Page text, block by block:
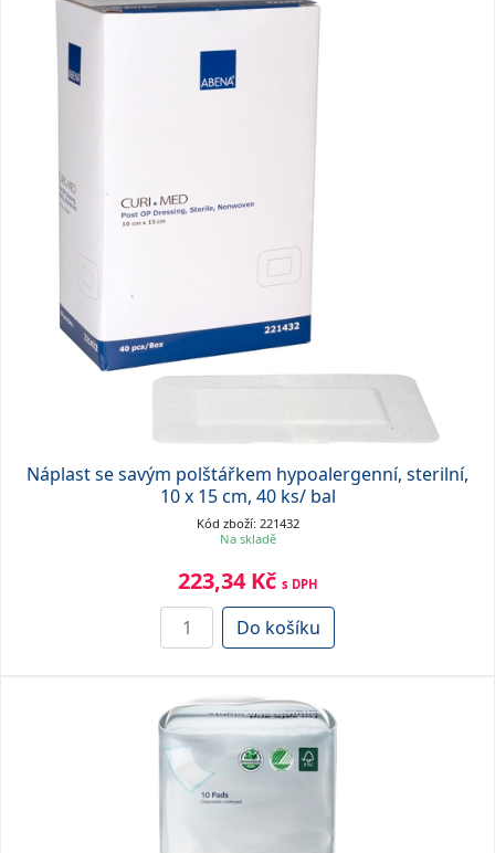
Náplast se savým polštářkem hypoalergenní, sterilní,
10 x 15 cm, 40 ks/ bal
Kód zboží: 221432
Na skladě
223,34 Kč s DPH
Do košíku